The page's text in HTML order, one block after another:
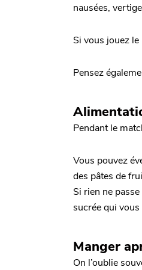
nausées,
Si vous jouez
Pensez
Pendant le
Vous pouvez
des pâtes de
Si rien ne
sucrée qui
Manger
On l’oublie